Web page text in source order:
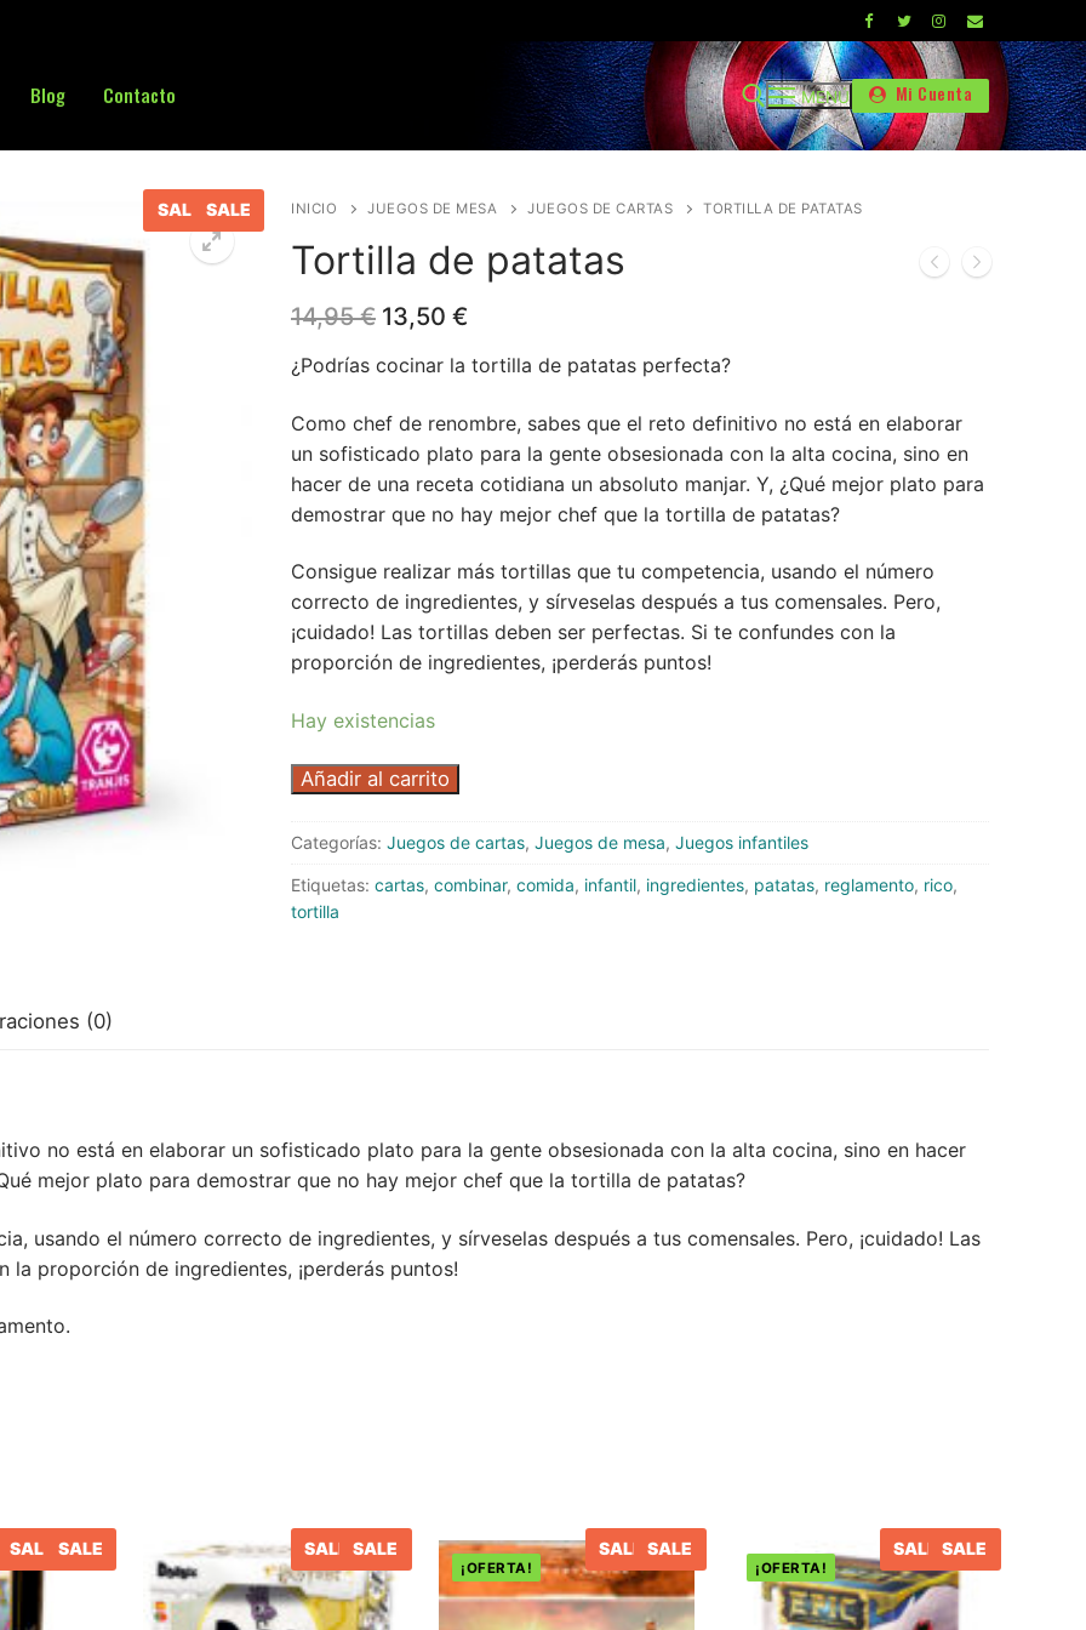
Blog Contacto MENÚ Mi Cuenta
SALE SALE INICIO JUEGOS DE MESA JUEGOS DE CARTAS TORTILLA DE PATATAS
Tortilla de patatas
14,95€ El
original
14,95 €.
13,50 €
actual
13,50 €.
¿Podrías cocinar la tortilla de patatas perfecta?
Como chef de renombre, sabes que el reto definitivo no está en elaborar
un sofisticado plato para la gente obsesionada con la alta cocina, sino en
hacer de una receta cotidiana un absoluto manjar. Y, ¿Qué mejor plato para
demostrar que no hay mejor chef que la tortilla de patatas?
Consigue realizar más tortillas que tu competencia, usando el número
correcto de ingredientes, y sírveselas después a tus comensales. Pero,
¡cuidado! Las tortillas deben ser perfectas. Si te confundes con la
proporción de ingredientes, ¡perderás puntos!
Hay existencias
Tortilla
patatas
Añadir al carrito
Categorías: Juegos de cartas, Juegos de mesa, Juegos infantiles
Etiquetas: cartas, combinar, comida, infantil, ingredientes, patatas, reglamento, rico,
tortilla
(0)
no está en elaborar un sofisticado plato para la gente obsesionada con la alta cocina, sino en hacer
mejor plato para demostrar que no hay mejor chef que la tortilla de patatas?
usando el número correcto de ingredientes, y sírveselas después a tus comensales. Pero, ¡cuidado! Las
proporción de ingredientes, ¡perderás puntos!
SALE SALE SALE SALE
¡OFERTA!
SALE SALE
¡OFERTA!
SALE SALE